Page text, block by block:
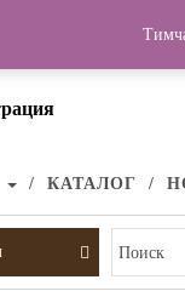
КАТАЛОГ
Поиск